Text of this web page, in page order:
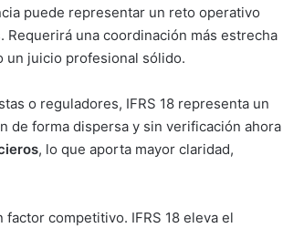
puede representar un reto operativo
una coordinación más estrecha
un juicio profesional sólido.
o reguladores, IFRS 18 representa un
de forma dispersa y sin verificación ahora
, lo que aporta mayor claridad,
competitivo. IFRS 18 eleva el